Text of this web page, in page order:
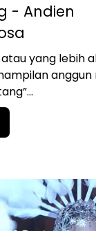
- Andien
yang lebih
anggun